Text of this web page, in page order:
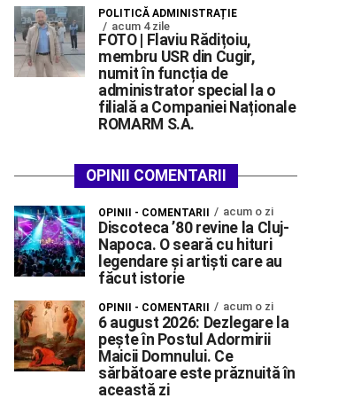
POLITICĂ ADMINISTRAȚIE
acum 4 zile
FOTO | Flaviu Rădițoiu,
membru USR din Cugir,
numit în funcția de
administrator special la o
filială a Companiei Naționale
ROMARM S.A.
OPINII COMENTARII
OPINII - COMENTARII acum o zi
Discoteca ’80 revine la Cluj-
Napoca. O seară cu hituri
legendare și artiști care au
făcut istorie
OPINII - COMENTARII acum o zi
6 august 2026: Dezlegare la
pește în Postul Adormirii
Maicii Domnului. Ce
sărbătoare este prăznuită în
această zi